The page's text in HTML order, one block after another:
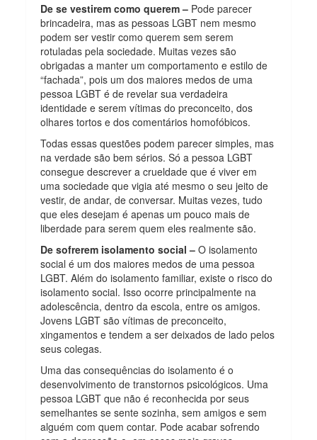
De se vestirem como querem – Pode parecer
brincadeira, mas as pessoas LGBT nem mesmo
podem ser vestir como querem sem serem
rotuladas pela sociedade. Muitas vezes são
obrigadas a manter um comportamento e estilo de
“fachada”, pois um dos maiores medos de uma
pessoa LGBT é de revelar sua verdadeira
identidade e serem vítimas do preconceito, dos
olhares tortos e dos comentários homofóbicos.
Todas essas questões podem parecer simples, mas
na verdade são bem sérios. Só a pessoa LGBT
consegue descrever a crueldade que é viver em
uma sociedade que vigia até mesmo o seu jeito de
vestir, de andar, de conversar. Muitas vezes, tudo
que eles desejam é apenas um pouco mais de
liberdade para serem quem eles realmente são.
De sofrerem isolamento social – O isolamento
social é um dos maiores medos de uma pessoa
LGBT. Além do isolamento familiar, existe o risco do
isolamento social. Isso ocorre principalmente na
adolescência, dentro da escola, entre os amigos.
Jovens LGBT são vítimas de preconceito,
xingamentos e tendem a ser deixados de lado pelos
seus colegas.
Uma das consequências do isolamento é o
desenvolvimento de transtornos psicológicos. Uma
pessoa LGBT que não é reconhecida por seus
semelhantes se sente sozinha, sem amigos e sem
alguém com quem contar. Pode acabar sofrendo